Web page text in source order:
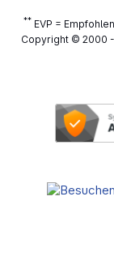
**EVP =
Copyright © 2000